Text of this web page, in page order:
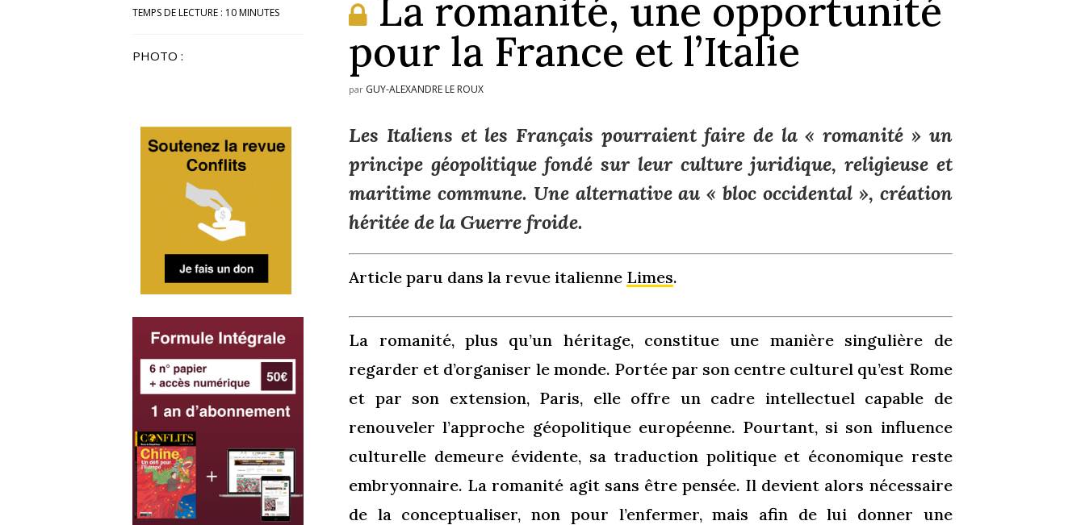
TEMPS DE LECTURE : 10 MINUTES
PHOTO :
La romanité, une opportunité
pour la France et l’Italie
par GUY-ALEXANDRE LE ROUX
Les Italiens et les Français pourraient faire de la « romanité » un
principe géopolitique fondé sur leur culture juridique, religieuse et
maritime commune. Une alternative au « bloc occidental », création
héritée de la Guerre froide.
Article paru dans la revue italienne Limes.
La romanité, plus qu’un héritage, constitue une manière singulière de
regarder et d’organiser le monde. Portée par son centre culturel qu’est Rome
et par son extension, Paris, elle offre un cadre intellectuel capable de
renouveler l’approche géopolitique européenne. Pourtant, si son influence
culturelle demeure évidente, sa traduction politique et économique reste
embryonnaire. La romanité agit sans être pensée. Il devient alors nécessaire
de la conceptualiser, non pour l’enfermer, mais afin de lui donner une